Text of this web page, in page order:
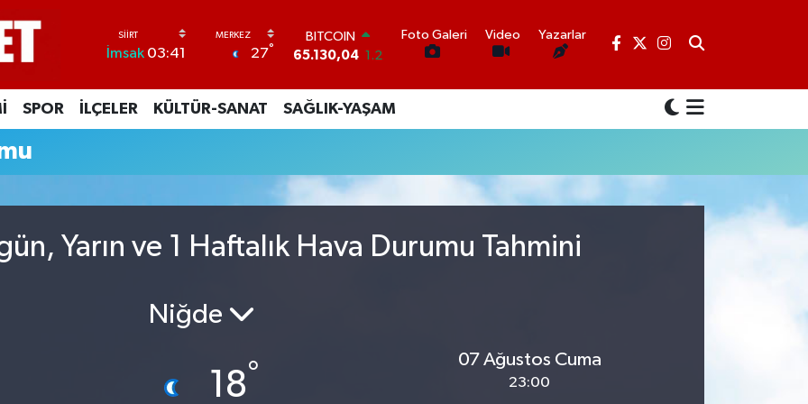
İmsak03:41 27°
BITCOIN
65.130,04 1.2
47,7436 0.18
EURO
55,2510 0.32
GRAM ALTIN
6648.99 2.59
13.773 -19
Foto Galeri Video Yazarlar
SPOR İLÇELER KÜLTÜR-SANAT SAĞLIK-YAŞAM
Yarın ve 1 Haftalık Hava Durumu Tahmini
Niğde
18°
07 Ağustos Cuma
23:00